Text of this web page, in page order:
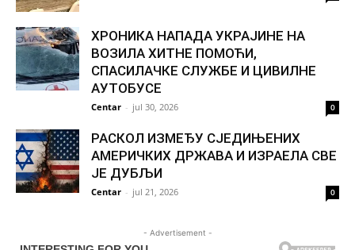
ХРОНИКА НАПАДА УКРАЈИНЕ НА
ВОЗИЛА ХИТНЕ ПОМОЋИ,
СПАСИЛАЧКЕ СЛУЖБЕ И ЦИВИЛНЕ
АУТОБУСЕ
Centar - jul 30, 2026 0
РАСКОЛ ИЗМЕЂУ СЈЕДИЊЕНИХ
АМЕРИЧКИХ ДРЖАВА И ИЗРАЕЛА СВЕ
ЈЕ ДУБЉИ
Centar - jul 21, 2026 0
- Advertisement -